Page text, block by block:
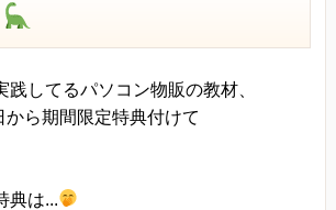
践してるパソコン物販の教材、
から期間限定特典付けて
典は...